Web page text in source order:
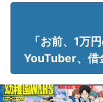
「お前、1万
YouTuber、借